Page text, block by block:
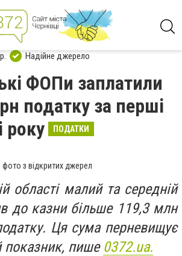
Надійне джерело
ФОПи заплатили
податку за перші
року
ПОДАТКИ
фото з відкритих джерел
області малий та середній
до казни більше 119,3 млн
Ця сума перневищує
показник, пише 0372.ua.